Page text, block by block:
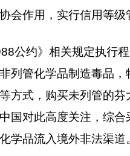
会作用，实行信用等
公约》相关规定执行
列管化学品制造毒品
方式，购买未列管的
国对此高度关注，综
学品流入境外非法渠道